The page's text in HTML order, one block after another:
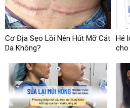
Cơ Địa Sẹo Lồi Nên Hút Mỡ Cắt
Da Không?
Hé
cho